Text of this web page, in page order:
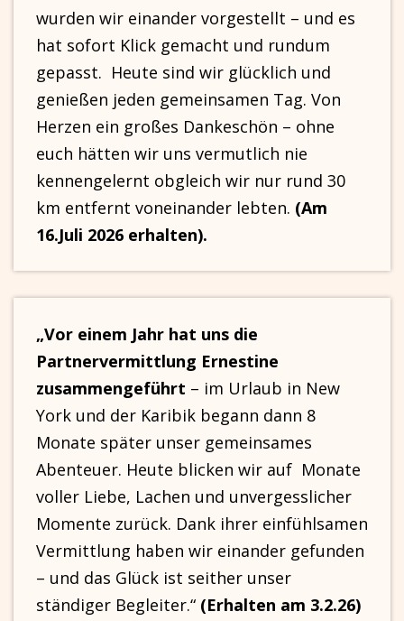
wurden wir einander vorgestellt – und es
hat sofort Klick gemacht und rundum
gepasst. Heute sind wir glücklich und
genießen jeden gemeinsamen Tag. Von
Herzen ein großes Dankeschön – ohne
euch hätten wir uns vermutlich nie
kennengelernt obgleich wir nur rund 30
km entfernt voneinander lebten. (Am
16.Juli 2026 erhalten).
„Vor einem Jahr hat uns die
Partnervermittlung Ernestine
zusammengeführt – im Urlaub in New
York und der Karibik begann dann 8
Monate später unser gemeinsames
Abenteuer. Heute blicken wir auf Monate
voller Liebe, Lachen und unvergesslicher
Momente zurück. Dank ihrer einfühlsamen
Vermittlung haben wir einander gefunden
– und das Glück ist seither unser
ständiger Begleiter.“ (Erhalten am 3.2.26)